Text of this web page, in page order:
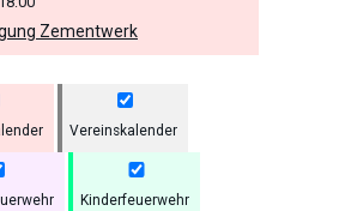
Zementwerk
Vereinskalender
Kinderfeuerwehr